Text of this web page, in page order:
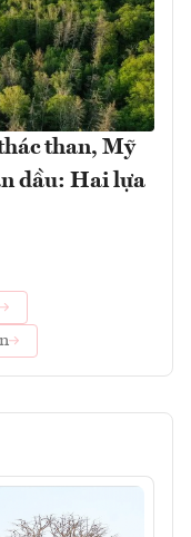
than, Mỹ
dầu: Hai lựa